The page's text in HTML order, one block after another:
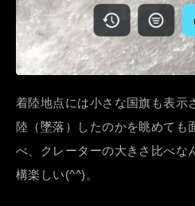
着陸地点には小さな国旗も表示
陸（墜落）したのかを眺めても
べ、クレーターの大きさ比べな
構楽しい(^^)。